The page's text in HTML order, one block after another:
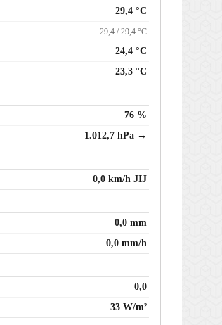
29,4 °C
29,4 / 29,4 °C
24,4 °C
23,3 °C
76 %
1.012,7 hPa →
0,0 km/h JIJ
0,0 mm
0,0 mm/h
0,0
33 W/m²